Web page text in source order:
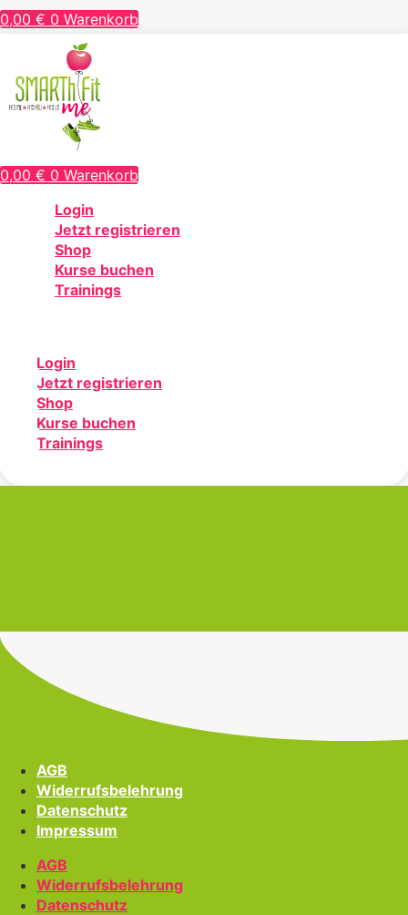
0,00 € 0 Warenkorb
0,00 € 0 Warenkorb
Login
Jetzt registrieren
Shop
Kurse buchen
Trainings
Login
Jetzt registrieren
Shop
Kurse buchen
Trainings
AGB
Widerrufsbelehrung
Datenschutz
Impressum
AGB
Widerrufsbelehrung
Datenschutz